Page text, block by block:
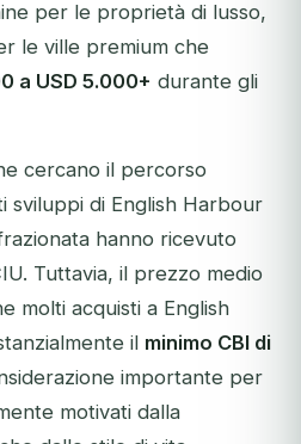
per le proprietà di lusso,
le ville premium che
a USD 5.000+ durante gli
cercano il percorso
sviluppi di English Harbour
hanno ricevuto
Tuttavia, il prezzo medio
molti acquisti a English
il minimo CBI di
importante per
motivati dalla